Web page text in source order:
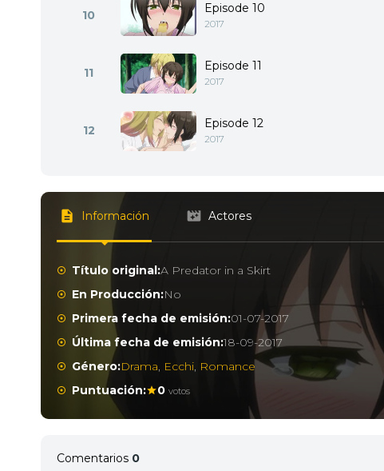
10 Episode 10
2017
11 Episode 11
2017
12 Episode 12
2017
Información Actores
Título original:A Predator in a Skirt
En Producción:No
Primera fecha de emisión:01-07-2017
Última fecha de emisión:18-09-2017
Género:Drama, Ecchi, Romance
Puntuación:
0 votos
Comentarios 0